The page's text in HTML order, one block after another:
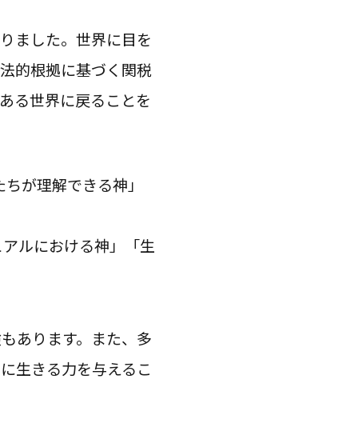
ました。世界に目を
的根拠に基づく関税
る世界に戻ることを
が理解できる神」
ルにおける神」「生
あります。また、多
生きる力を与えるこ